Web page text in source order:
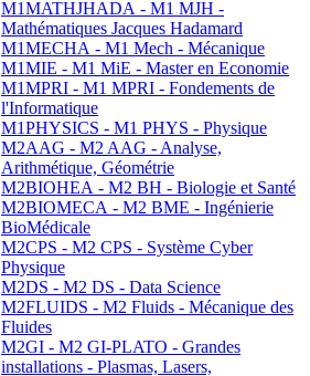
M1MATHJHADA - M1 MJH -
Mathématiques Jacques Hadamard
M1MECHA - M1 Mech - Mécanique
M1MIE - M1 MiE - Master en Economie
M1MPRI - M1 MPRI - Fondements de
l'Informatique
M1PHYSICS - M1 PHYS - Physique
M2AAG - M2 AAG - Analyse,
Arithmétique, Géométrie
M2BIOHEA - M2 BH - Biologie et Santé
M2BIOMECA - M2 BME - Ingénierie
BioMédicale
M2CPS - M2 CPS - Système Cyber
Physique
M2DS - M2 DS - Data Science
M2FLUIDS - M2 Fluids - Mécanique des
Fluides
M2GI - M2 GI-PLATO - Grandes
installations - Plasmas, Lasers,